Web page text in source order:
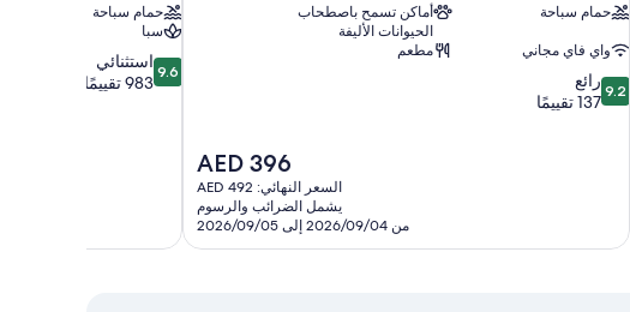
حمام سباحة
أماكن تسمح باصطحاب
الحيوانات الأليفة
واي فاي مجاني
مطعم
9.2
من
9.2 رائع
137 تقييمًا
السعر
الحالي
هو
AED
396
AED 396
السعر النهائي: AED 492
يشمل الضرائب والرسوم
من 2026/09/04 إلى 2026/09/05
حمام سباحة
سبا
9.6
من
9.6 استثنائي
983 تقييمًا